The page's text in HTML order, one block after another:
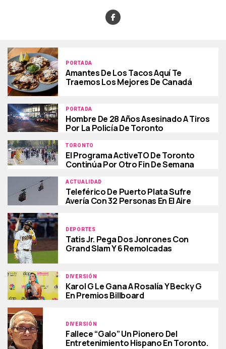
PORTADA
Amantes De Los Tacos Aquí Te
Traemos Los Mejores De Canadá
PORTADA
Hombre De 28 Años Asesinado A Tiros
Por La Policía De Toronto
TORONTO
El Programa ActiveTO De Toronto
Continúa Por Otro Fin De Semana
ACTUALIDAD
Teleférico De Puerto Plata Sufre
Avería Con 32 Personas En El Aire
DEPORTES
Tatis Jr. Pega Dos Jonrones Con
Grand Slam Y 6 Remolcadas
DIVERSIÓN
Karol G Le Gana A Rosalía Y Becky G
En Premios Billboard
DIVERSIÓN
Fallece “Galo” Un Pionero Del
Entretenimiento Hispano En Toronto.